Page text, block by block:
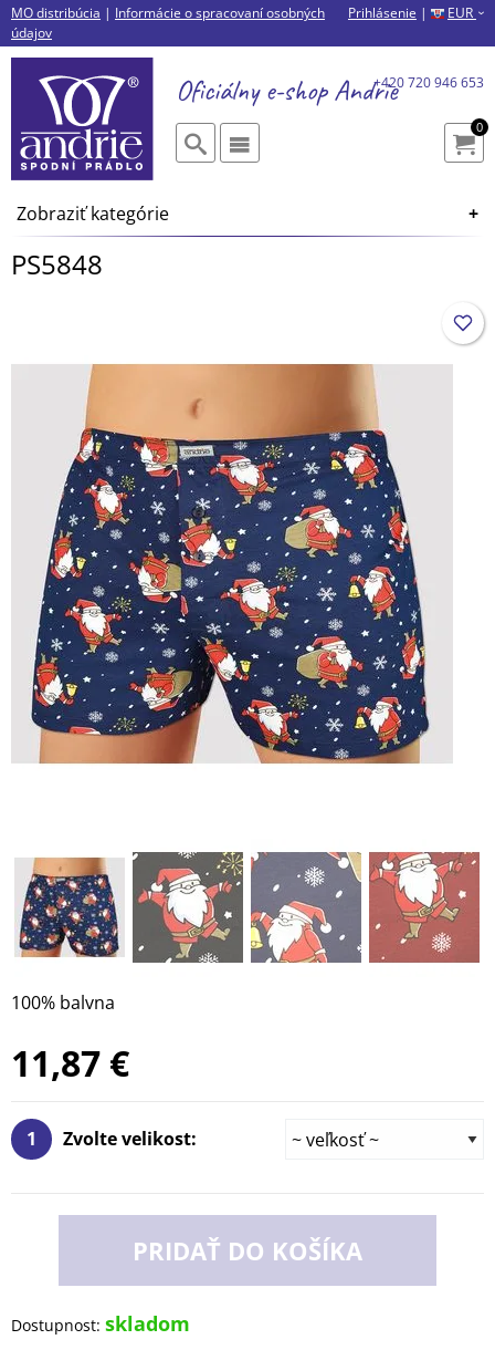
Prihlásenie | EUR ›
MO distribúcia | Informácie o spracovaní osobných
údajov
Oficiálny e-shopAndrie
0
+420 720 946 653
Zobraziť kategórie
PS5848
100% balvna
11,87 €
1 Zvolte velikost:
PRIDAŤ DO KOŠÍKA
Dostupnost: skladom